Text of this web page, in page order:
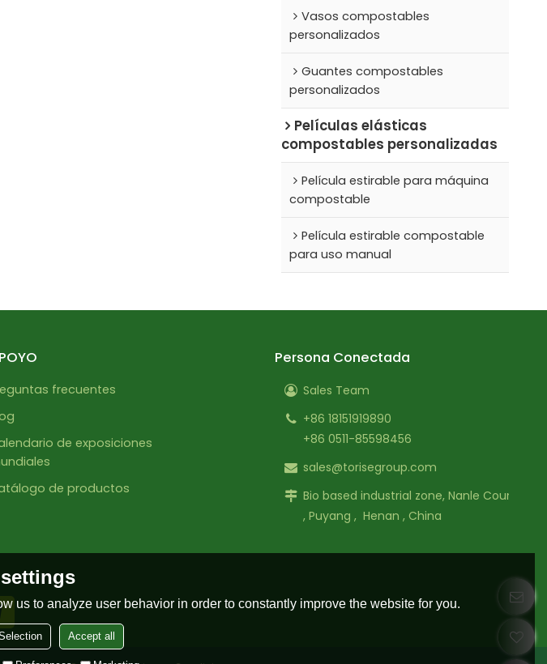
Vasos compostables
personalizados
Guantes compostables
personalizados
Películas elásticas
compostables personalizadas
Película estirable para máquina
compostable
Película estirable compostable
para uso manual
frecuentes
de exposiciones
de productos
Persona Conectada
Sales Team
+86 18151919890
+86 0511-85598456
sales@torisegroup.com
Bio based industrial zone, Nanle County
, Puyang , Henan , China
us to analyze user behavior in order to constantly improve the website for you.
Accept all